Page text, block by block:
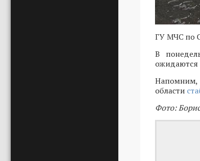
ГУ МЧС по
В
ожидаются
Напомним,
области
Фото: